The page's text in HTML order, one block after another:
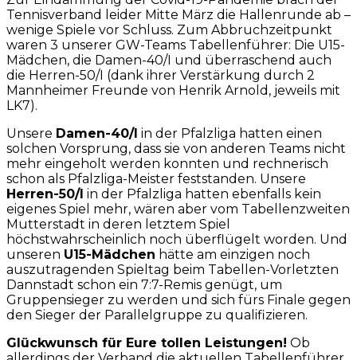
Tennisverband leider Mitte März die Hallenrunde ab –
wenige Spiele vor Schluss. Zum Abbruchzeitpunkt
waren 3 unserer GW-Teams Tabellenführer: Die U15-
Mädchen, die Damen-40/I und überraschend auch
die Herren-50/I (dank ihrer Verstärkung durch 2
Mannheimer Freunde von Henrik Arnold, jeweils mit
LK7).
Unsere Damen-40/I in der Pfalzliga hatten einen
solchen Vorsprung, dass sie von anderen Teams nicht
mehr eingeholt werden konnten und rechnerisch
schon als Pfalzliga-Meister feststanden. Unsere
Herren-50/I in der Pfalzliga hatten ebenfalls kein
eigenes Spiel mehr, wären aber vom Tabellenzweiten
Mutterstadt in deren letztem Spiel
höchstwahrscheinlich noch überflügelt worden. Und
unseren U15-Mädchen hätte am einzigen noch
auszutragenden Spieltag beim Tabellen-Vorletzten
Dannstadt schon ein 7:7-Remis genügt, um
Gruppensieger zu werden und sich fürs Finale gegen
den Sieger der Parallelgruppe zu qualifizieren.
Glückwunsch für Eure tollen Leistungen! Ob